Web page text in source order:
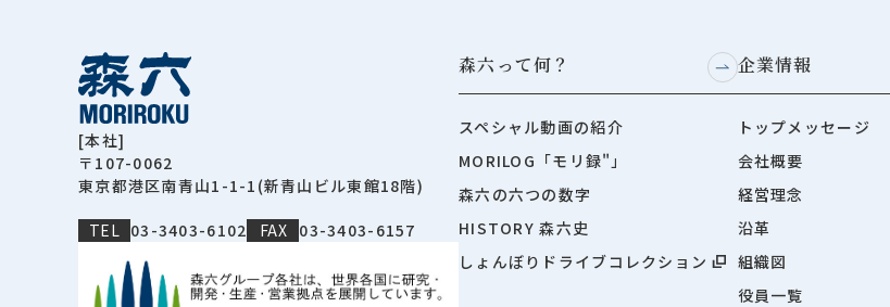
[本社]
〒107-0062
東京都港区南青山1-1-1(新青山ビル東館18階)
TEL 03-3403-6102 FAX 03-3403-6157
森六って何？
スペシャル動画の紹介
MORILOG「モリ録"」
森六の六つの数字
HISTORY 森六史
しょんぼりドライブコレクション
企業情報
トップメッセージ
会社概要
経営理念
沿革
組織図
役員一覧